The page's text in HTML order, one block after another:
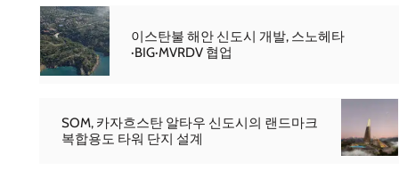
이스탄불 해안 신도시 개발, 스노헤타
·BIG·MVRDV 협업
SOM, 카자흐스탄 알타우 신도시의 랜드마크
복합용도 타워 단지 설계